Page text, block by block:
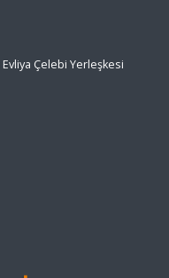
Çelebi Yerleşkesi